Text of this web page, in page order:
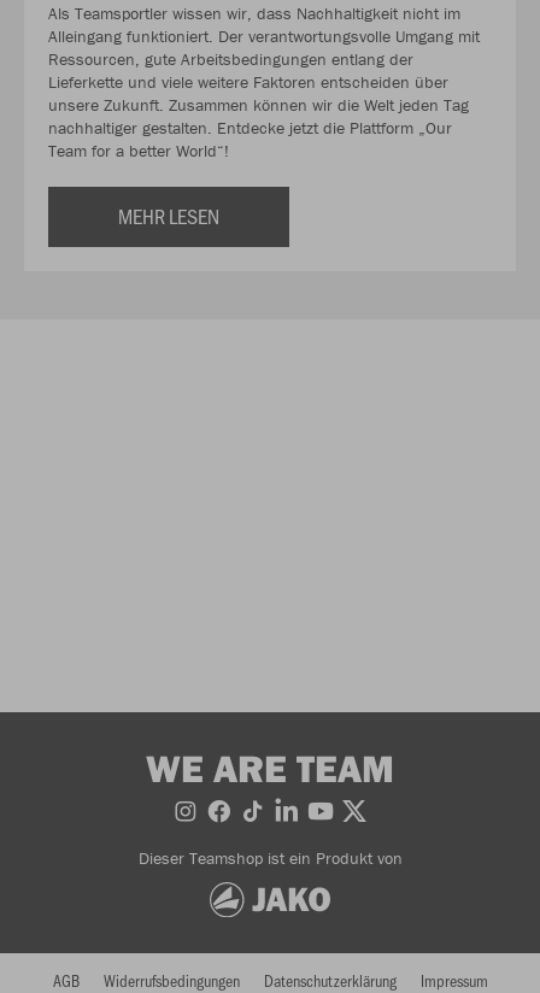
Als Teamsportler wissen wir, dass Nachhaltigkeit nicht im
Alleingang funktioniert. Der verantwortungsvolle Umgang mit
Ressourcen, gute Arbeitsbedingungen entlang der
Lieferkette und viele weitere Faktoren entscheiden über
unsere Zukunft. Zusammen können wir die Welt jeden Tag
nachhaltiger gestalten. Entdecke jetzt die Plattform „Our
Team for a better World“!
MEHR LESEN
WE ARE TEAM
Dieser Teamshop ist ein Produkt von
AGB Widerrufsbedingungen Datenschutzerklärung Impressum